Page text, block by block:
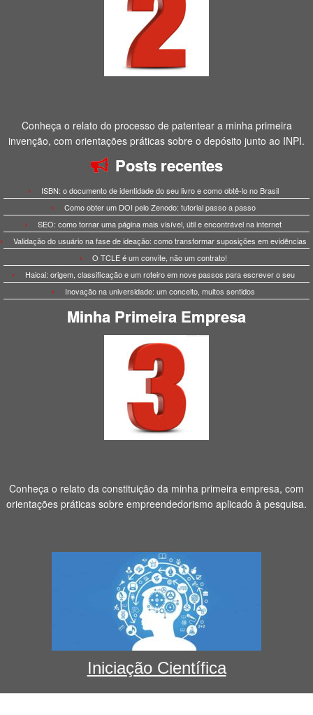
Conheça o relato do processo de patentear a minha primeira
invenção, com orientações práticas sobre o depósito junto ao INPI.
Posts recentes
ISBN: o documento de identidade do seu livro e como obtê-lo no Brasil
Como obter um DOI pelo Zenodo: tutorial passo a passo
SEO: como tornar uma página mais visível, útil e encontrável na internet
Validação do usuário na fase de ideação: como transformar suposições em evidências
O TCLE é um convite, não um contrato!
Haicai: origem, classificação e um roteiro em nove passos para escrever o seu
Inovação na universidade: um conceito, muitos sentidos
Minha Primeira Empresa
Conheça o relato da constituição da minha primeira empresa, com
orientações práticas sobre empreendedorismo aplicado à pesquisa.
Iniciação Científica